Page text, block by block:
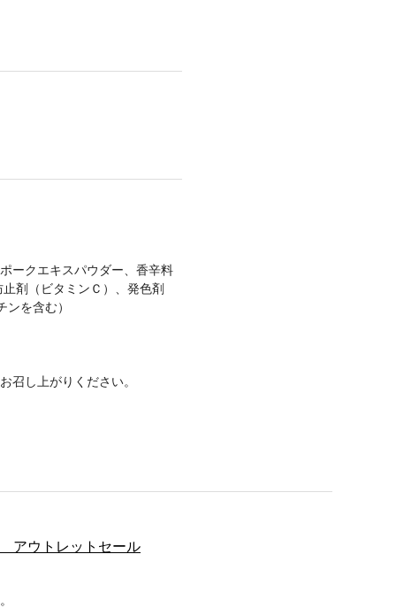
ークエキスパウダー、香辛料
剤（ビタミンＣ）、発色剤
を含む）
召し上がりください。
アウトレットセール